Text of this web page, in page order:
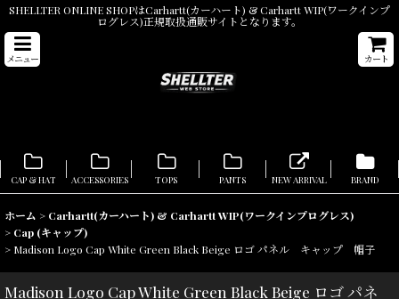
SHELLTER ONLINE SHOPはCarhartt(カーハート) & Carhartt WIP(ワークインプ
ログレス)正規取扱通販サイトとなります。
メニュー カート
CAP & HAT ACCESSORIES TOPS PANTS NEW ARRIVAL BRAND
ホーム > Carhartt(カーハート) & Carhartt WIP(ワークインプログレス)
> Cap (キャップ)
> Madison Logo Cap White Green Black Beige ロゴ パネル キャップ 帽子
Madison Logo Cap White Green Black Beige ロゴ パネ